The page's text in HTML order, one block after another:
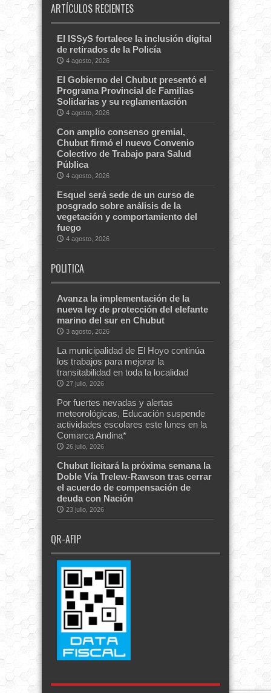
ARTÍCULOS RECIENTES
El ISSyS fortalece la inclusión digital
de retirados de la Policía
4 agosto, 2026
El Gobierno del Chubut presentó el
Programa Provincial de Familias
Solidarias y su reglamentación
4 agosto, 2026
Con amplio consenso gremial,
Chubut firmó el nuevo Convenio
Colectivo de Trabajo para Salud
Pública
4 agosto, 2026
Esquel será sede de un curso de
posgrado sobre análisis de la
vegetación y comportamiento del
fuego
4 agosto, 2026
POLITICA
Avanza la implementación de la
nueva ley de protección del elefante
marino del sur en Chubut
3 agosto, 2026
La municipalidad de El Hoyo continúa
los trabajos para mejorar la
transitabilidad en toda la localidad
27 julio, 2026
Por fuertes nevadas y alertas
meteorológicas, Educación suspende
actividades escolares este lunes en la
Comarca Andina*
26 julio, 2026
Chubut licitará la próxima semana la
Doble Vía Trelew-Rawson tras cerrar
el acuerdo de compensación de
deuda con Nación
23 julio, 2026
QR-AFIP